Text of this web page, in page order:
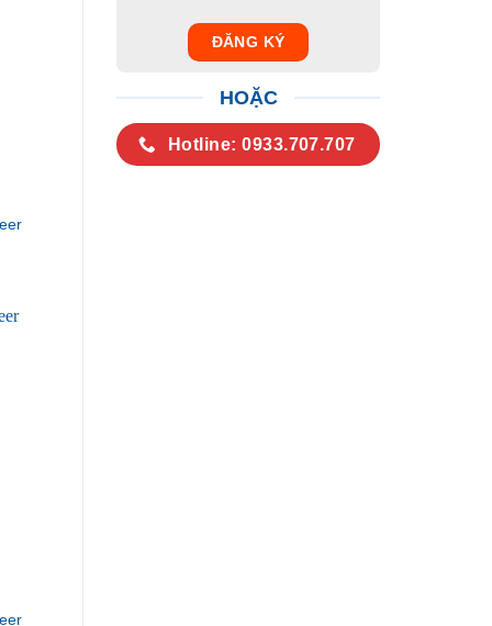
HOẶC
Hotline: 0933.707.707